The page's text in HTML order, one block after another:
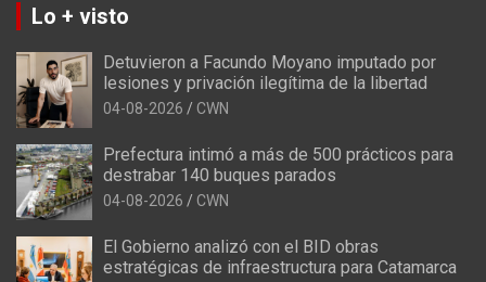
Lo + visto
Detuvieron a Facundo Moyano imputado por
lesiones y privación ilegítima de la libertad
04-08-2026 CWN
Prefectura intimó a más de 500 prácticos para
destrabar 140 buques parados
04-08-2026 CWN
El Gobierno analizó con el BID obras
estratégicas de infraestructura para Catamarca